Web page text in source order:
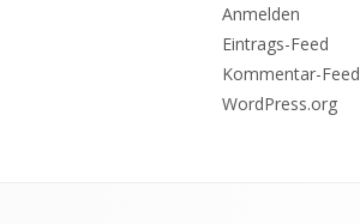
Anmelden
Eintrags-Feed
Kommentar-Feed
WordPress.org